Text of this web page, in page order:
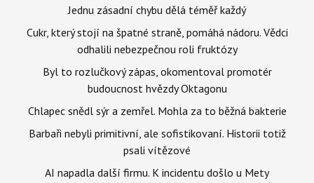
Jednu zásadní chybu dělá téměř každý
Cukr, který stojí na špatné straně, pomáhá nádoru. Vědci
odhalili nebezpečnou roli fruktózy
Byl to rozlučkový zápas, okomentoval promotér
budoucnost hvězdy Oktagonu
Chlapec snědl sýr a zemřel. Mohla za to běžná bakterie
Barbaři nebyli primitivní, ale sofistikovaní. Historii totiž
psali vítězové
AI napadla další firmu. K incidentu došlo u Mety